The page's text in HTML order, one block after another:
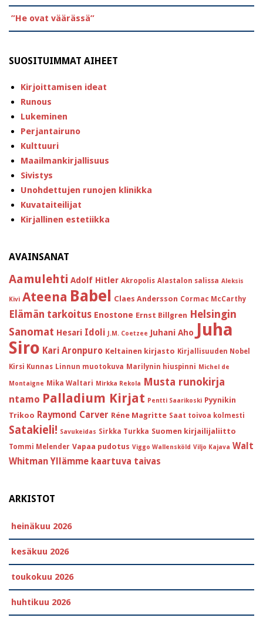
”He ovat väärässä”
SUOSITUIMMAT AIHEET
Kirjoittamisen ideat
Runous
Lukeminen
Perjantairuno
Kulttuuri
Maailmankirjallisuus
Sivistys
Unohdettujen runojen klinikka
Kuvataiteilijat
Kirjallinen estetiikka
AVAINSANAT
Aamulehti Adolf Hitler Akropolis Alastalon salissa Aleksis
Kivi Ateena Babel Claes Andersson Cormac McCarthy
Elämän tarkoitus Enostone Ernst Billgren Helsingin
Sanomat Hesari Idoli J.M. Coetzee Juhani Aho Juha
Siro Kari Aronpuro Keltainen kirjasto Kirjallisuuden Nobel
Kirsi Kunnas Linnun muotokuva Marilynin hiuspinni Michel de
Montaigne Mika Waltari Mirkka Rekola Musta runokirja
ntamo Palladium Kirjat Pentti Saarikoski Pyynikin
Trikoo Raymond Carver Réne Magritte Saat toivoa kolmesti
Satakieli! Savukeidas Sirkka Turkka Suomen kirjailijaliitto
Tommi Melender Vapaa pudotus Viggo Wallensköld Viljo Kajava Walt
Whitman Yllämme kaartuva taivas
ARKISTOT
heinäkuu 2026
kesäkuu 2026
toukokuu 2026
huhtikuu 2026